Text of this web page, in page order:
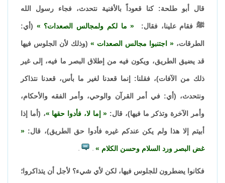
قال أبو طلحة: كنا قعوداً بالأفنية نتحدث، فجاء رسول الله
ﷺ فقام علينا، فقال: ما لكم ولمجالس الصعدات؟ (أي:
الطرقات، اجتنبوا مجالس الصعدات (وذلك لأن الجلوس فيها
قد يضيق الطريق، ويكون فيه من إطلاق البصر ما فيه، إلى غير
ذلك من الآفات)، فقلنا: إنما قعدنا لغير ما بأس، قعدنا نتذاكر
ونتحدث، (أي: في أمر القرآن والوحي، وأمر الفقه والأحكام،
وأمر الآخرة وتذكر ما فيها)، قال: إما لا، فأدوا حقها ، (أما إذا
أبيتم إلا هذا ولم يكن عندكم غيره فأدوا حق الطريق)، قال:
غض البصر ورد السلام وحسن الكلام
فكانوا يضطرون للجلوس فيها، لكن لأي شيء؟ لأجل أن يتذاكروا؛